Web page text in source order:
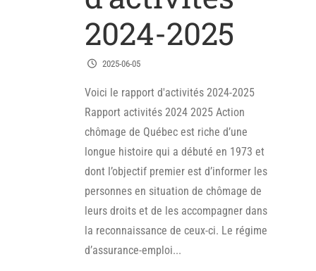
2024-2025
2025-06-05
Voici le rapport d'activités 2024-2025
Rapport activités 2024 2025 Action
chômage de Québec est riche d’une
longue histoire qui a débuté en 1973 et
dont l’objectif premier est d’informer les
personnes en situation de chômage de
leurs droits et de les accompagner dans
la reconnaissance de ceux-ci. Le régime
d’assurance-emploi...